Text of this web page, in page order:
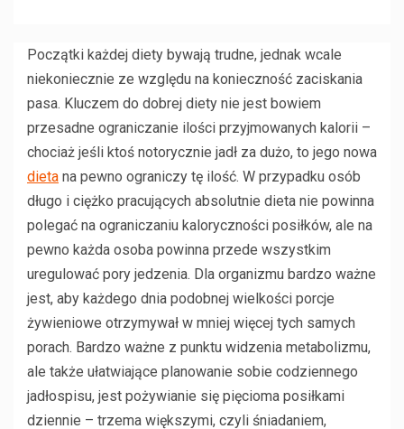
Początki każdej diety bywają trudne, jednak wcale
niekoniecznie ze względu na konieczność zaciskania
pasa. Kluczem do dobrej diety nie jest bowiem
przesadne ograniczanie ilości przyjmowanych kalorii –
chociaż jeśli ktoś notorycznie jadł za dużo, to jego nowa
dieta na pewno ograniczy tę ilość. W przypadku osób
długo i ciężko pracujących absolutnie dieta nie powinna
polegać na ograniczaniu kaloryczności posiłków, ale na
pewno każda osoba powinna przede wszystkim
uregulować pory jedzenia. Dla organizmu bardzo ważne
jest, aby każdego dnia podobnej wielkości porcje
żywieniowe otrzymywał w mniej więcej tych samych
porach. Bardzo ważne z punktu widzenia metabolizmu,
ale także ułatwiające planowanie sobie codziennego
jadłospisu, jest pożywianie się pięcioma posiłkami
dziennie – trzema większymi, czyli śniadaniem,